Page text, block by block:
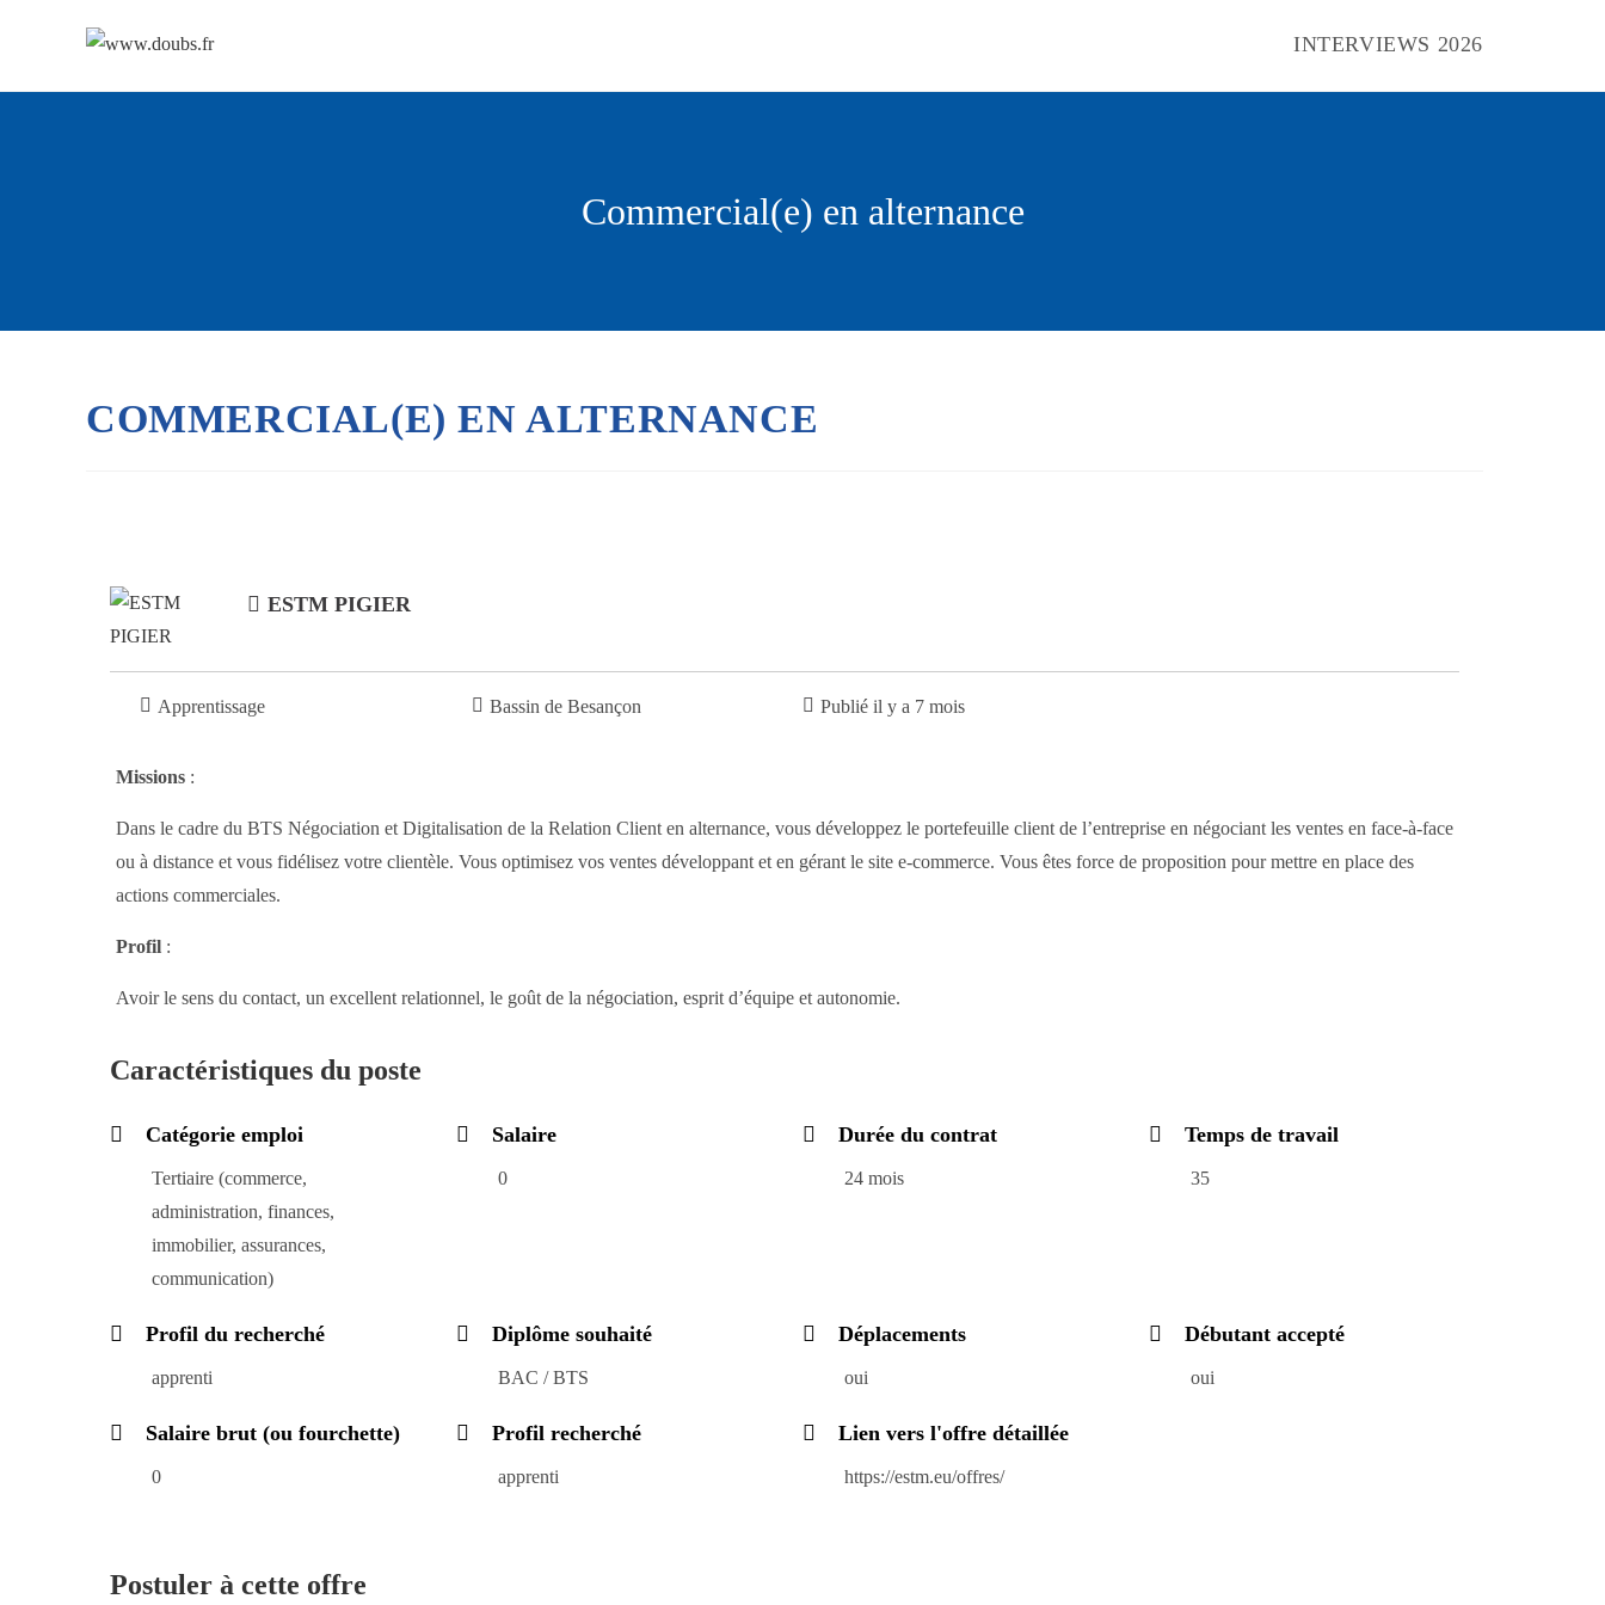
INTERVIEWS 2026
Commercial(e) en alternance
COMMERCIAL(E) EN ALTERNANCE
ESTM PIGIER
Apprentissage Bassin de Besançon Publié il y a 7 mois
Missions :
Dans le cadre du BTS Négociation et Digitalisation de la Relation Client en alternance, vous développez le portefeuille client de l’entreprise en négociant les ventes en face-à-face
ou à distance et vous fidélisez votre clientèle. Vous optimisez vos ventes développant et en gérant le site e-commerce. Vous êtes force de proposition pour mettre en place des
actions commerciales.
Profil :
Avoir le sens du contact, un excellent relationnel, le goût de la négociation, esprit d’équipe et autonomie.
Caractéristiques du poste
Catégorie emploi
Tertiaire (commerce,
administration, finances,
immobilier, assurances,
communication)
Salaire
0
Durée du contrat
24 mois
Temps de travail
35
Profil du recherché
apprenti
Diplôme souhaité
BAC / BTS
Déplacements
oui
Débutant accepté
oui
Salaire brut (ou fourchette)
0
Profil recherché
apprenti
Lien vers l'offre détaillée
https://estm.eu/offres/
Postuler à cette offre